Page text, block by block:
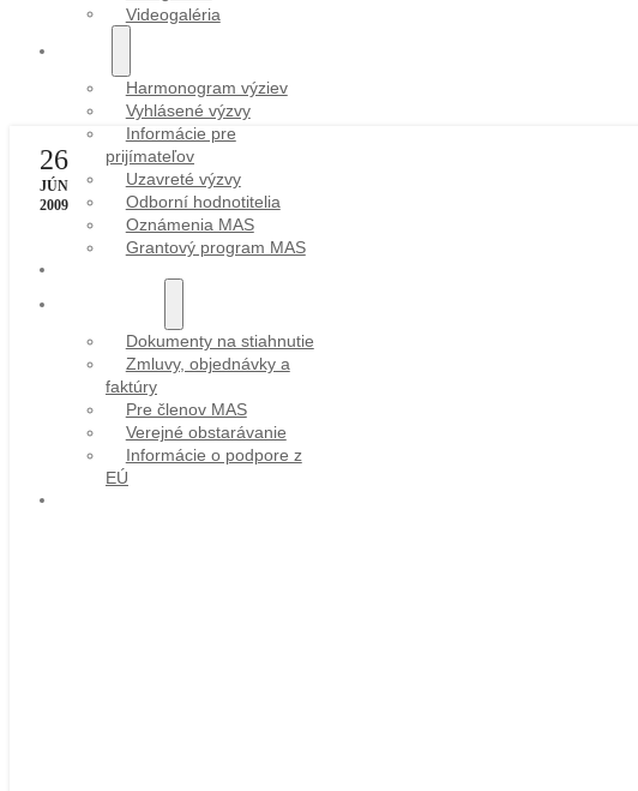
Videogaléria
Harmonogram výziev
Vyhlásené výzvy
Informácie pre
prijímateľov
Uzavreté výzvy
Odborní hodnotitelia
Oznámenia MAS
Grantový program MAS
Dokumenty na stiahnutie
Zmluvy, objednávky a
faktúry
Pre členov MAS
Verejné obstarávanie
Informácie o podpore z
EÚ
26
JÚN
2009